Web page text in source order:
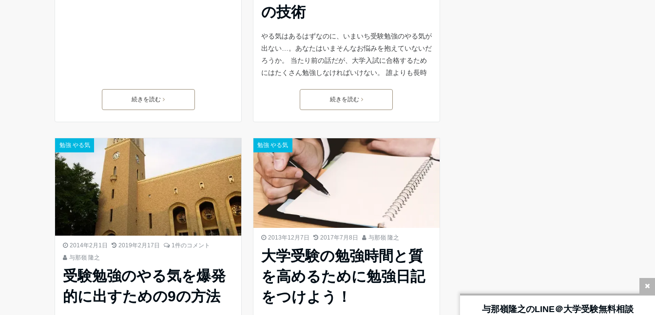
続きを読む
の技術
やる気はあるはずなのに、いまいち受験勉強のやる気が
出ない…。あなたはいまそんなお悩みを抱えていないだ
ろうか。 当たり前の話だが、大学入試に合格するため
にはたくさん勉強しなければいけない。 誰よりも長時
続きを読む
勉強 やる気
2014年2月1日 2019年2月17日
1件のコメント
与那嶺 隆之
受験勉強のやる気を爆発
的に出すための9の方法
勉強 やる気
2013年12月7日 2017年7月8日 与那嶺 隆之
大学受験の勉強時間と質
を高めるために勉強日記
をつけよう！
与那嶺隆之のLINE＠大学受験無料相談